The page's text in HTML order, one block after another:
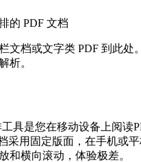
的 PDF 文档
文档或文字类 PDF 到此处
析。
具是您在移动设备上阅读
采用固定版面，在手机或
和横向滚动，体验极差。